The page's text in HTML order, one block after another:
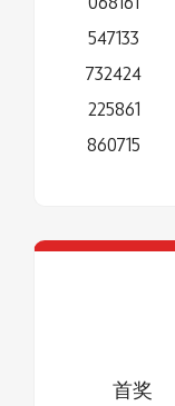
547133
732424
225861
860715
首奖